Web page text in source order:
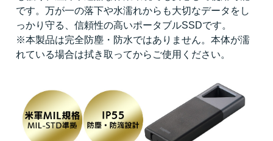
です。万が一の落下や水濡れからも大切なデータをし
っかり守る、信頼性の高いポータブルSSDです。
※本製品は完全防塵・防水ではありません。本体が濡
れている場合は拭き取ってからご使用ください。